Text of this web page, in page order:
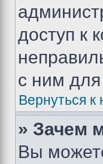
доступ к
с ним для
Вернуться к
» Зачем
Вы